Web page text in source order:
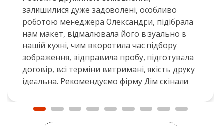
залишилися дуже задоволені, особливо
роботою менеджера Олександри, підібрала
нам макет, відмалювала його візуально в
нашій кухні, чим вкоротила час підбору
зображення, відправила пробу, підготувала
договір, всі терміни витримані, якість друку
ідеальна. Рекомендуємо фірму Дім скінали